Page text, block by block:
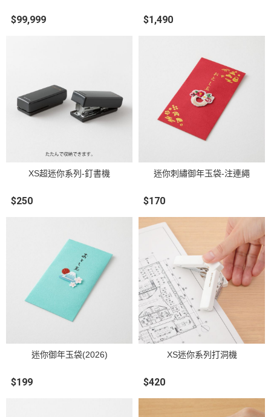
$99,999 $1,490
XS超迷你系列-釘書機
$250
迷你刺繡御年玉袋-注連繩
$170
迷你御年玉袋(2026)
$199
XS迷你系列打洞機
$420